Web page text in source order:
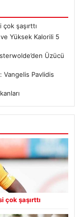
çok şaşırttı
ve Yüksek Kalorili 5
Üzücü
Vangelis Pavlidis
çok şaşırttı